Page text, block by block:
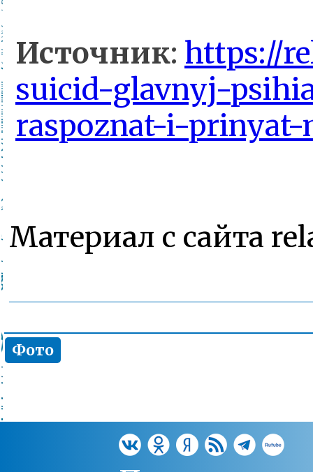
Источник: https://
suicid-glavnyj-
raspoznat-i-prinyat-
Материал c сайта
Фото